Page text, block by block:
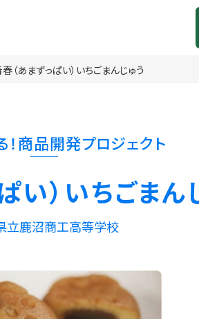
（あまずっぱい）いちごまんじゅう
！商品開発プロジェクト
い）いちごまん
立鹿沼商工高等学校